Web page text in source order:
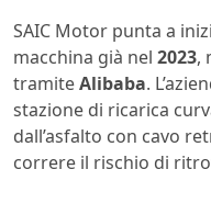
SAIC Motor punta a
macchina già nel 2023,
tramiteAlibaba.
stazione di ricarica
dall’asfalto con cavo
correre il rischio di